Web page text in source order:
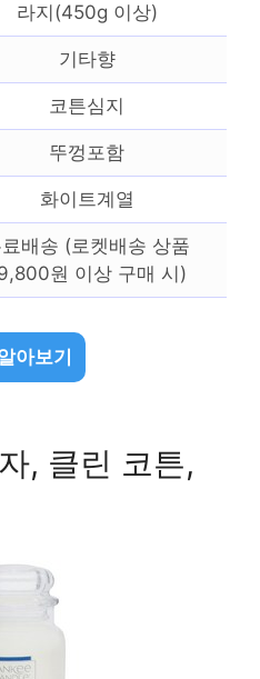
라지(450g 이상)
기타향
코튼심지
뚜껑포함
화이트계열
배송 (로켓배송 상품
원 이상 구매 시)
아보기
, 클린 코튼,